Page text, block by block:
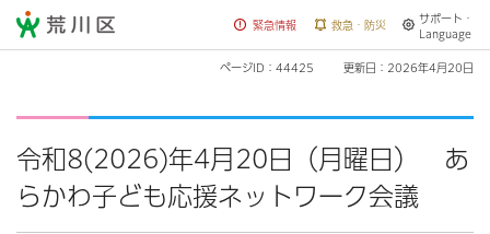
荒川区 緊急情報 救急・防災
サポート・
Language
ページID：44425 更新日：2026年4月20日
令和8(2026)年4月20日（月曜日） あ
らかわ子ども応援ネットワーク会議